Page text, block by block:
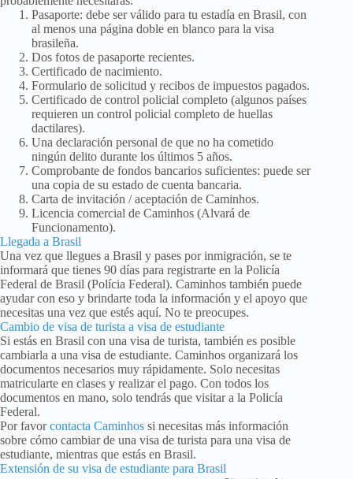
Pasaporte: debe ser válido para tu estadía en Brasil, con
al menos una página doble en blanco para la visa
brasileña.
Dos fotos de pasaporte recientes.
Certificado de nacimiento.
Formulario de solicitud y recibos de impuestos pagados.
Certificado de control policial completo (algunos países
requieren un control policial completo de huellas
dactilares).
Una declaración personal de que no ha cometido
ningún delito durante los últimos 5 años.
Comprobante de fondos bancarios suficientes: puede ser
una copia de su estado de cuenta bancaria.
Carta de invitación / aceptación de Caminhos.
Licencia comercial de Caminhos (Alvará de
Funcionamento).
Llegada a Brasil
Una vez que llegues a Brasil y pases por inmigración, se te
informará que tienes 90 días para registrarte en la Policía
Federal de Brasil (Polícia Federal). Caminhos también puede
ayudar con eso y brindarte toda la información y el apoyo que
necesitas una vez que estés aquí. No te preocupes.
Cambio de visa de turista a visa de estudiante
Si estás en Brasil con una visa de turista, también es posible
cambiarla a una visa de estudiante. Caminhos organizará los
documentos necesarios muy rápidamente. Solo necesitas
matricularte en clases y realizar el pago. Con todos los
documentos en mano, solo tendrás que visitar a la Policía
Federal.
Por favorcontacta Caminhos si necesitas más información
sobre cómo cambiar de una visa de turista para una visa de
estudiante, mientras que estás en Brasil.
Extensión de su visa de estudiante para Brasil